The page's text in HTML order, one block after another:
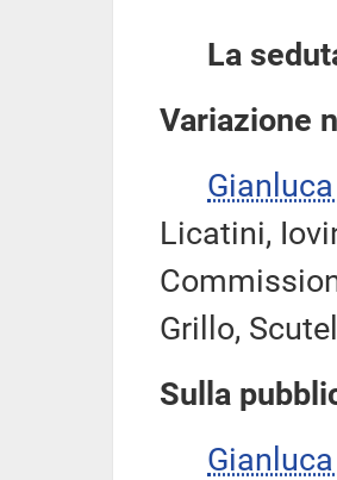
La
Variazione
Licatini,
Grillo,
Sulla